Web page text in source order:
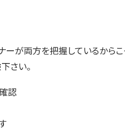
ーが両方を把握しているから
さい。
認